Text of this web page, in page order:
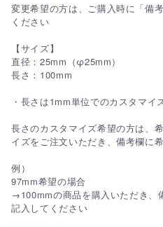
変更希望の方は、ご購入時に「備
ください
【サイズ】
直径：25mm（φ25mm）
長さ：100mm
・長さは1mm単位でのカスタマイ
長さのカスタマイズ希望の方は、
イズをご注文いただき、備考欄に
例）
97mm希望の場合
→100mmの商品を購入いただき、
記入してください